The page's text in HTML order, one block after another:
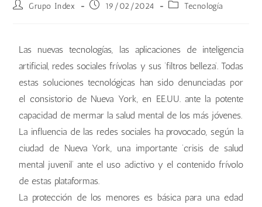
Grupo Index 19/02/2024 Tecnología
Las nuevas tecnologías, las aplicaciones de inteligencia
artificial, redes sociales frívolas y sus ‘filtros belleza’. Todas
estas soluciones tecnológicas han sido denunciadas por
el consistorio de Nueva York, en EE.UU. ante la potente
capacidad de mermar la salud mental de los más jóvenes.
La influencia de las redes sociales ha provocado, según la
ciudad de Nueva York, una importante ‘crisis de salud
mental juvenil’ ante el uso adictivo y el contenido frívolo
de estas plataformas.
La protección de los menores es básica para una edad